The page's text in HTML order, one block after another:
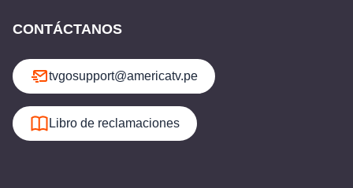
CONTÁCTANOS
tvgosupport@americatv.pe
Libro de reclamaciones